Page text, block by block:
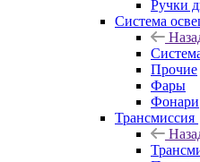
Ручки
Система
Прочие
Фары
Фонари
Трансмиссия